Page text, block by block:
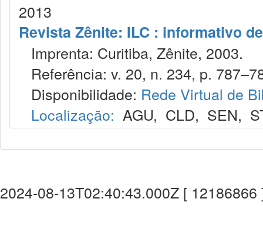
2013
Revista Zênite: ILC : informativo
Imprenta: Curitiba, Zênite, 2003.
Referência: v. 20, n. 234, p.
Disponibilidade: Rede Virtual de
Localização: AGU, CLD, SEN,
2024-08-13T02:40:43.000Z [ 12186866